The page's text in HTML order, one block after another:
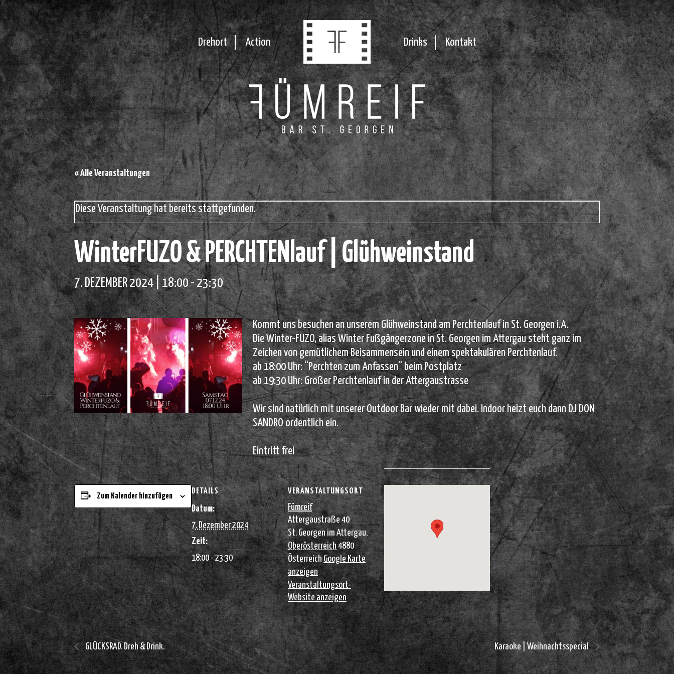
Drehort Action Drinks Kontakt
« Alle Veranstaltungen
Diese Veranstaltung hat bereits stattgefunden.
WinterFUZO & PERCHTENlauf | Glühweinstand
7. DEZEMBER 2024 | 18:00-23:30
Kommt uns besuchen an unserem Glühweinstand am Perchtenlauf in St. Georgen i.A.
Die Winter-FUZO, alias Winter Fußgängerzone in St. Georgen im Attergau steht ganz im
Zeichen von gemütlichem Beisammensein und einem spektakulären Perchtenlauf.
ab 18:00 Uhr: “Perchten zum Anfassen” beim Postplatz
ab 19:30 Uhr: Großer Perchtenlauf in der Attergaustrasse
Wir sind natürlich mit unserer Outdoor Bar wieder mit dabei. Indoor heizt euch dann DJ DON
SANDRO ordentlich ein.
Eintritt frei
Zum Kalender hinzufügen
DETAILS
Datum:
7. Dezember 2024
Zeit:
18:00 - 23:30
VERANSTALTUNGSORT
Fümreif
Attergaustraße 40
St. Georgen im Attergau,
Oberösterreich 4880
ÖsterreichGoogle Karte
anzeigen
Veranstaltungsort-
Website anzeigen
GLÜCKSRAD. Dreh & Drink. Karaoke | Weihnachtsspecial